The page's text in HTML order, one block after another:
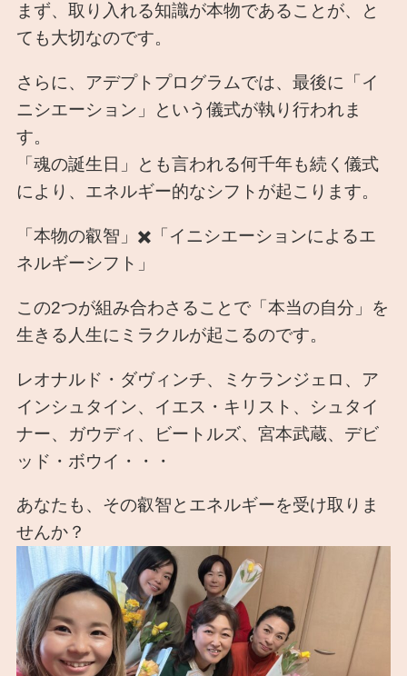
まず、取り入れる知識が本物であることが、と
ても大切なのです。
さらに、アデプトプログラムでは、最後に「イ
ニシエーション」という儀式が執り行われま
す。
「魂の誕生日」とも言われる何千年も続く儀式
により、エネルギー的なシフトが起こります。
「本物の叡智」✖️「イニシエーションによるエ
ネルギーシフト」
この2つが組み合わさることで「本当の自分」を
生きる人生にミラクルが起こるのです。
レオナルド・ダヴィンチ、ミケランジェロ、ア
インシュタイン、イエス・キリスト、シュタイ
ナー、ガウディ、ビートルズ、宮本武蔵、デビ
ッド・ボウイ・・・
あなたも、その叡智とエネルギーを受け取りま
せんか？